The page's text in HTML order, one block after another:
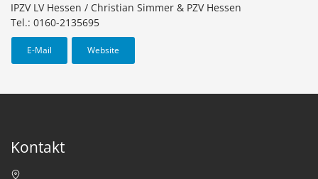
IPZV LV Hessen / Christian Simmer & PZV Hessen
Tel.: 0160-2135695
E-Mail Website
Kontakt